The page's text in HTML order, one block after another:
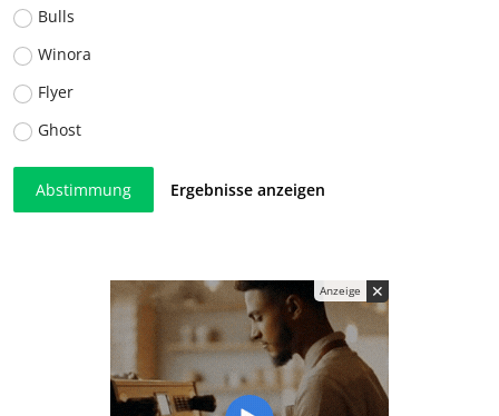
Bulls
Winora
Flyer
Ghost
Abstimmung Ergebnisse anzeigen
Anzeige ✕